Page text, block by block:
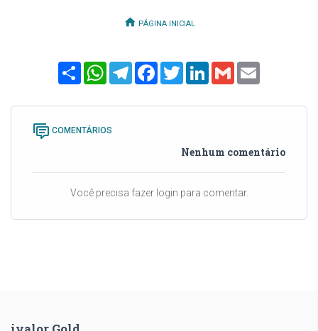
PÁGINA INICIAL
ShareWhatsAppTelegramFacebook
TwitterLinkedInGmail
COMENTÁRIOS
Nenhum comentário
Você precisa fazer login para comentar.